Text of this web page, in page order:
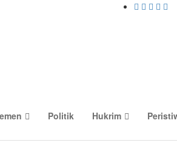
Politik Hukrim